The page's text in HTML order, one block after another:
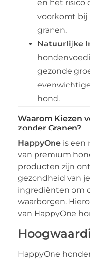
en het risico
voorkomt bij
granen.
Natuurlijke
gezonde
hond.
Waarom Kiezen
zonder Granen?
HappyOneis een
van premium
producten zijn
gezondheid van
ingrediënten om
waarborgen.
van HappyOne
HappyOne